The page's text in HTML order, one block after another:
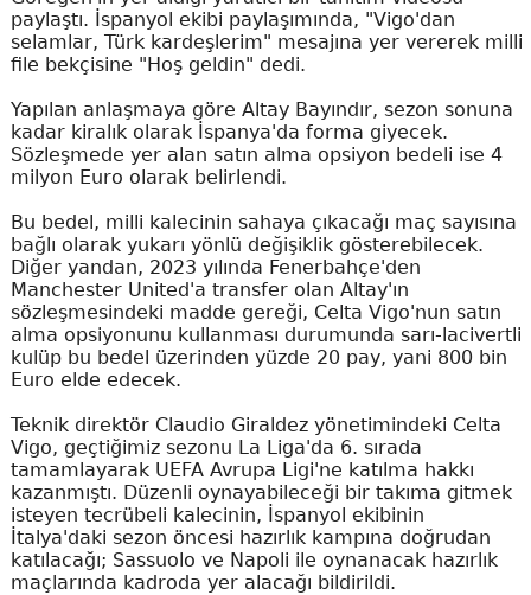
paylaştı. İspanyol ekibi paylaşımında, "Vigo'dan
selamlar, Türk kardeşlerim" mesajına yer vererek milli
file bekçisine "Hoş geldin" dedi.
Yapılan anlaşmaya göre Altay Bayındır, sezon sonuna
kadar kiralık olarak İspanya'da forma giyecek.
Sözleşmede yer alan satın alma opsiyon bedeli ise 4
milyon Euro olarak belirlendi.
Bu bedel, milli kalecinin sahaya çıkacağı maç sayısına
bağlı olarak yukarı yönlü değişiklik gösterebilecek.
Diğer yandan, 2023 yılında Fenerbahçe'den
Manchester United'a transfer olan Altay'ın
sözleşmesindeki madde gereği, Celta Vigo'nun satın
alma opsiyonunu kullanması durumunda sarı-lacivertli
kulüp bu bedel üzerinden yüzde 20 pay, yani 800 bin
Euro elde edecek.
Teknik direktör Claudio Giraldez yönetimindeki Celta
Vigo, geçtiğimiz sezonu La Liga'da 6. sırada
tamamlayarak UEFA Avrupa Ligi'ne katılma hakkı
kazanmıştı. Düzenli oynayabileceği bir takıma gitmek
isteyen tecrübeli kalecinin, İspanyol ekibinin
İtalya'daki sezon öncesi hazırlık kampına doğrudan
katılacağı; Sassuolo ve Napoli ile oynanacak hazırlık
maçlarında kadroda yer alacağı bildirildi.